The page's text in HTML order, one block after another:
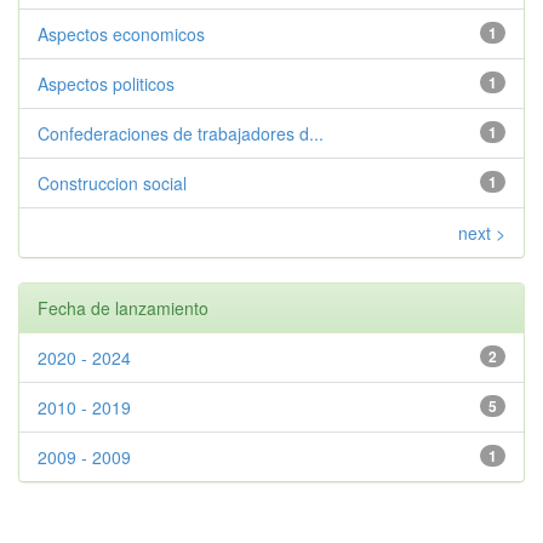
1
Aspectos economicos
1
Aspectos politicos
1
Confederaciones de trabajadores d...
1
Construccion social
next >
Fecha de lanzamiento
2
2020 - 2024
5
2010 - 2019
1
2009 - 2009